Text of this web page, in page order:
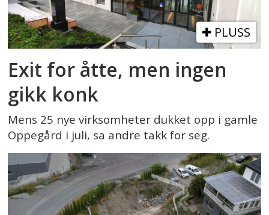
PLUSS
Exit for åtte, men ingen
gikk konk
Mens 25 nye virksomheter dukket opp i gamle
Oppegård i juli, sa andre takk for seg.